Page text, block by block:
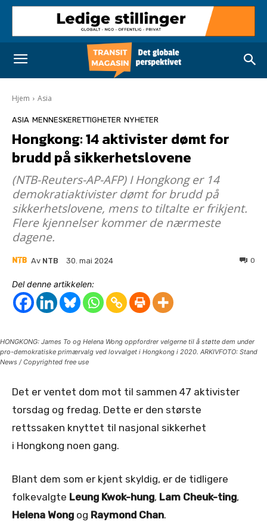
Hjem Asia
ASIA MENNESKERETTIGHETER NYHETER
Hongkong: 14 aktivister dømt for
brudd på sikkerhetslovene
(NTB-Reuters-AP-AFP) I Hongkong er 14
demokratiaktivister dømt for brudd på
sikkerhetslovene, mens to tiltalte er frikjent.
Flere kjennelser kommer de nærmeste
dagene.
Av NTB 30. mai 2024 0
Del denne artikkelen:
HONGKONG: James To og Helena Wong oppfordrer velgerne til å støtte dem under
pro-demokratiske primærvalg ved lovvalget i Hongkong i 2020. ARKIVFOTO: Stand
News / Copyrighted free use
Det er ventet dom mot til sammen 47 aktivister
torsdag og fredag. Dette er den største
rettssaken knyttet til nasjonal sikkerhet
i Hongkong noen gang.
Blant dem som er kjent skyldig, er de tidligere
folkevalgte Leung Kwok-hung, Lam Cheuk-ting,
Helena Wong og Raymond Chan.